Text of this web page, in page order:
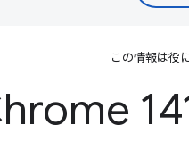
この情報は役
141